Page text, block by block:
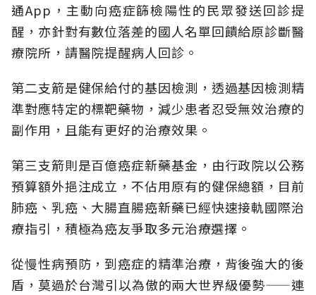
通App，主動向癌症篩檢陽性的民眾發送回診提
醒，亦針對有數位落差的國人名單回饋給原診斷醫
療院所，請醫院提醒病人回診。
第二支箭是健保給付的基因檢測，透過基因檢測精
準對應特定的標靶藥物，減少患者忍受無效治療的
副作用，且能有更好的治療效果。
第三支箭則是百億癌症新藥基金，由行政院以公務
預算額外挹注成立，不佔用原有的健保總額，目前
肺癌、乳癌、大腸直腸癌新藥已經快速接軌國際治
療指引，積極為癌友爭取多元治療選擇。
從慢性病預防，到癌症的精準治療，背後強大的後
盾，莫過於台灣引以為傲的兩大世界級優勢——連